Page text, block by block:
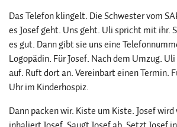
Das Telefon klingelt. Die Schwester vom
es Josef geht. Uns geht. Uli spricht mit ihr.
es gut. Dann gibt sie uns eine
Logopädin. Für Josef. Nach dem Umzug.
auf. Ruft dort an. Vereinbart einen Termin.
Uhr im Kinderhospiz.
Dann packen wir. Kiste um Kiste. Josef